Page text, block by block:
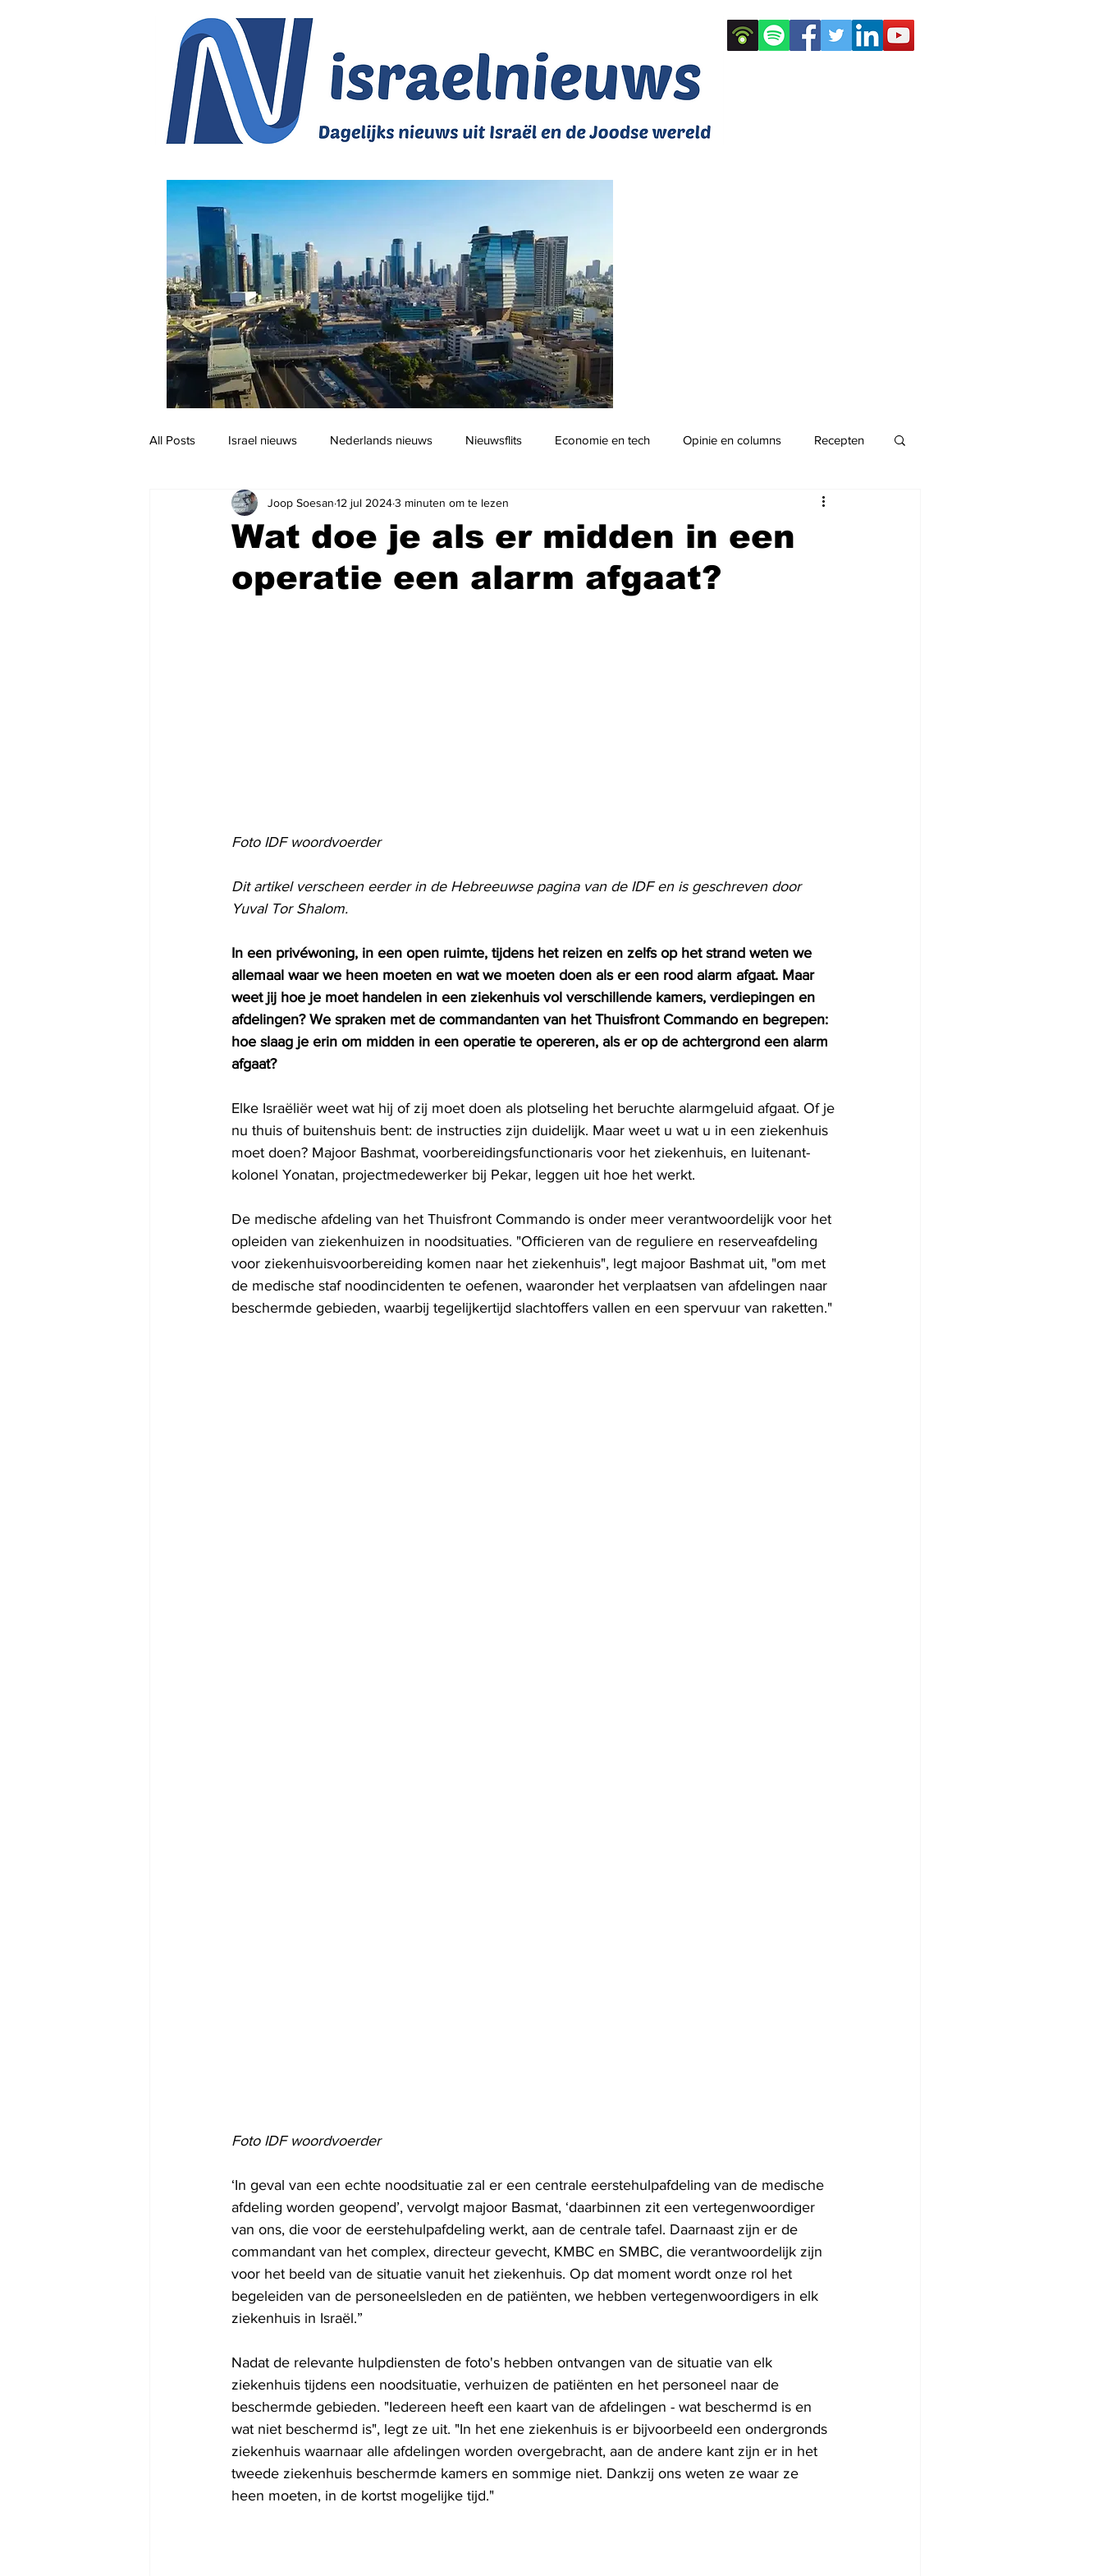
All Posts Israel nieuws Nederlands nieuws Nieuwsflits Economie en tech Opinie en columns Recepten
Jodendom en cultuur Podcast
Wat doe je als er midden in een
operatie een alarm afgaat?
Joop Soesan 12 jul 20243 minuten om te lezen
Foto IDF woordvoerder
Dit artikel verscheen eerder in de Hebreeuwse pagina van de IDF en is geschreven door
Yuval Tor Shalom.
In een privéwoning, in een open ruimte, tijdens het reizen en zelfs op het strand weten we
allemaal waar we heen moeten en wat we moeten doen als er een rood alarm afgaat. Maar
weet jij hoe je moet handelen in een ziekenhuis vol verschillende kamers, verdiepingen en
afdelingen? We spraken met de commandanten van het Thuisfront Commando en begrepen:
hoe slaag je erin om midden in een operatie te opereren, als er op de achtergrond een alarm
afgaat?
Elke Israëliër weet wat hij of zij moet doen als plotseling het beruchte alarmgeluid afgaat. Of je
nu thuis of buitenshuis bent: de instructies zijn duidelijk. Maar weet u wat u in een ziekenhuis
moet doen? Majoor Bashmat, voorbereidingsfunctionaris voor het ziekenhuis, en luitenant-
kolonel Yonatan, projectmedewerker bij Pekar, leggen uit hoe het werkt.
De medische afdeling van het Thuisfront Commando is onder meer verantwoordelijk voor het
opleiden van ziekenhuizen in noodsituaties. "Officieren van de reguliere en reserveafdeling
voor ziekenhuisvoorbereiding komen naar het ziekenhuis", legt majoor Bashmat uit, "om met
de medische staf noodincidenten te oefenen, waaronder het verplaatsen van afdelingen naar
beschermde gebieden, waarbij tegelijkertijd slachtoffers vallen en een spervuur ​​van raketten."
Foto IDF woordvoerder
‘In geval van een echte noodsituatie zal er een centrale eerstehulpafdeling van de medische
afdeling worden geopend’, vervolgt majoor Basmat, ‘daarbinnen zit een vertegenwoordiger
van ons, die voor de eerstehulpafdeling werkt, aan de centrale tafel. Daarnaast zijn er de
commandant van het complex, directeur gevecht, KMBC en SMBC, die verantwoordelijk zijn
voor het beeld van de situatie vanuit het ziekenhuis. Op dat moment wordt onze rol het
begeleiden van de personeelsleden en de patiënten, we hebben vertegenwoordigers in elk
ziekenhuis in Israël.”
Nadat de relevante hulpdiensten de foto's hebben ontvangen van de situatie van elk
ziekenhuis tijdens een noodsituatie, verhuizen de patiënten en het personeel naar de
beschermde gebieden. "Iedereen heeft een kaart van de afdelingen - wat beschermd is en
wat niet beschermd is", legt ze uit. "In het ene ziekenhuis is er bijvoorbeeld een ondergronds
ziekenhuis waarnaar alle afdelingen worden overgebracht, aan de andere kant zijn er in het
tweede ziekenhuis beschermde kamers en sommige niet. Dankzij ons weten ze waar ze
heen moeten, in de kortst mogelijke tijd."